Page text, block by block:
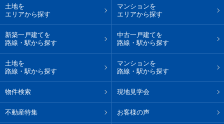
土地を
エリアから探す
マンションを
エリアから探す
新築一戸建てを
路線・駅から探す
中古一戸建てを
路線・駅から探す
土地を
路線・駅から探す
マンションを
路線・駅から探す
物件検索 現地見学会
不動産特集 お客様の声